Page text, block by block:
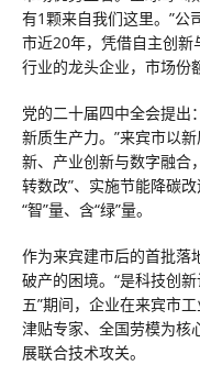
有1颗来自我们这里。”公
市近20年，凭借自主创
行业的龙头企业，市场份
党的二十届四中全会提出
新质生产力。”来宾市以
新、产业创新与数字融合
转数改”、实施节能降碳
“智”量、含“绿”量。
作为来宾建市后的首批落
破产的困境。“是科技创
五”期间，企业在来宾市
津贴专家、全国劳模为核
展联合技术攻关。